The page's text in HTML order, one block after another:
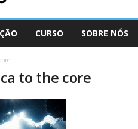
CURSO SOBRE NÓS
to the core